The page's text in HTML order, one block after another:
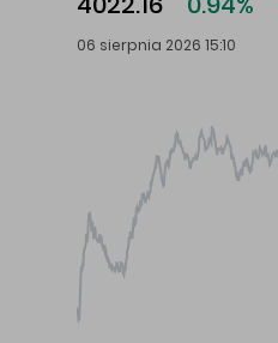
06 sierpnia 2026 15:10